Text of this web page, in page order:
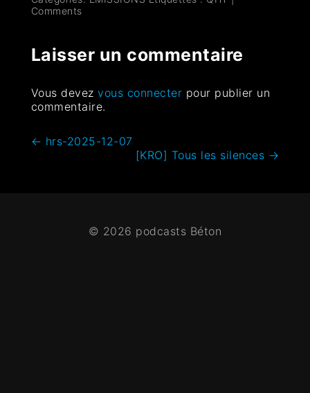
Comments
Laisser un commentaire
Vous devezvous connecter pour publier un
commentaire.
← hrs-2025-12-07
[KRO] Tous les silences →
© 2026 podcasts Béton